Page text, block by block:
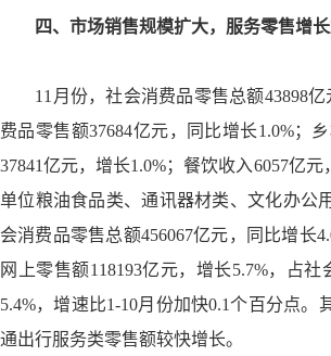
四、市场销售规模扩大，服务零售增长
11 月份，社会消费品零售总额43898亿
费品零售额37684亿元，同比增长1.0%；
37841亿元，增长1.0%；餐饮收入6057亿元
单位粮油食品类、通讯器材类、文化办公
会消费品零售总额456067亿元，同比增长
网上零售额118193亿元，增长5.7%，占社
5.4%，增速比1-10月份加快0.1个百分点。
通出行服务类零售额较快增长。